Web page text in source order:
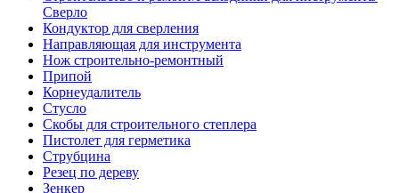
Сверло
Кондуктор для сверления
Направляющая для инструмента
Нож строительно-ремонтный
Припой
Корнеудалитель
Стусло
Скобы для строительного степлера
Пистолет для герметика
Струбцина
Резец по дереву
Зенкер